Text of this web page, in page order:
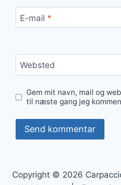
E-mail *
Websted
Gem mit navn, mail og
til næste gang jeg
Copyright © 2026